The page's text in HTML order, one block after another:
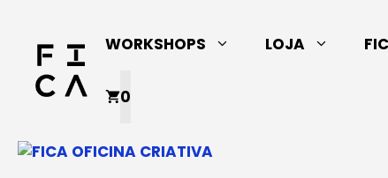
conteúdo
WORKSHOPS LOJA
0